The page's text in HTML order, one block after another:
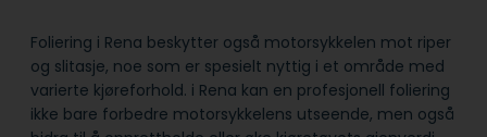
Foliering i Rena beskytter også motorsykkelen mot riper
og slitasje, noe som er spesielt nyttig i et område med
varierte kjøreforhold. i Rena kan en profesjonell foliering
ikke bare forbedre motorsykkelens utseende, men også